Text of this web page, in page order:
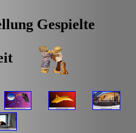
Gespielte